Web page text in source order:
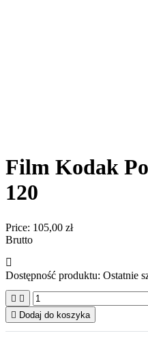
Film Kodak
120
Price: 105,00 zł
Brutto

Dostępność produktu: Ostatnie
 
 Dodaj do koszyka